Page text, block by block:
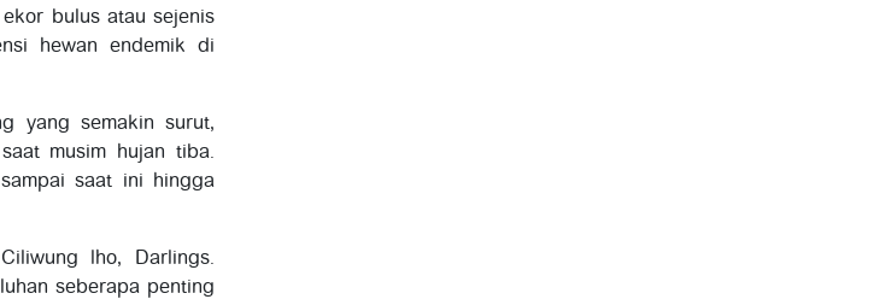
bulus atau sejenis
hewan endemik di
yang semakin surut,
musim hujan tiba.
saat ini hingga
lho, Darlings.
seberapa penting